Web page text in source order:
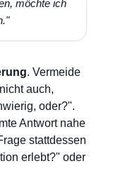
möchte ich
. Vermeide
auch,
oder?".
Antwort nahe
stattdessen
erlebt?" oder